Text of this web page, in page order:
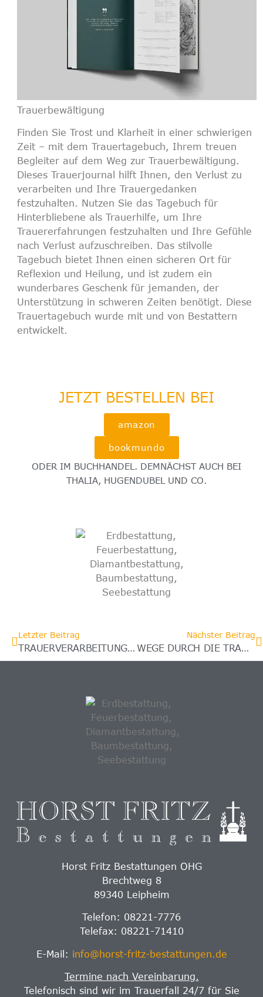
Trauerbewältigung
Finden Sie Trost und Klarheit in einer schwierigen
Zeit – mit dem Trauertagebuch, Ihrem treuen
Begleiter auf dem Weg zur Trauerbewältigung.
Dieses Trauerjournal hilft Ihnen, den Verlust zu
verarbeiten und Ihre Trauergedanken
festzuhalten. Nutzen Sie das Tagebuch für
Hinterbliebene als Trauerhilfe, um Ihre
Trauererfahrungen festzuhalten und Ihre Gefühle
nach Verlust aufzuschreiben. Das stilvolle
Tagebuch bietet Ihnen einen sicheren Ort für
Reflexion und Heilung, und ist zudem ein
wunderbares Geschenkfür jemanden, der
Unterstützung in schweren Zeiten benötigt. Diese
Trauertagebuch wurde mit und von Bestattern
entwickelt.
JETZT BESTELLEN BEI
amazon
bookmundo
ODER IM BUCHHANDEL. DEMNÄCHST AUCH BEI
THALIA, HUGENDUBEL UND CO.
Letzter Beitrag
TRAUERVERARBEITUNG FÜR KINDER
Nächster Beitrag
WEGE DURCH DIE TRAUER – EIN PERSÖNLICHER TRAUERRATGEBER
Horst Fritz Bestattungen OHG
Brechtweg 8
89340 Leipheim
Telefon: 08221-7776
Telefax: 08221-71410
E-Mail: info@horst-fritz-bestattungen.de
Termine nach Vereinbarung.
Telefonisch sind wir im Trauerfall 24/7 für Sie